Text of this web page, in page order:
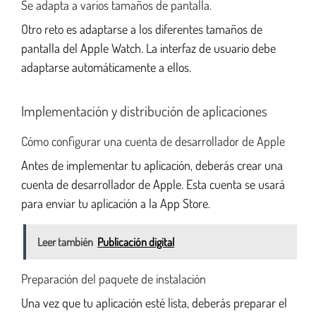
Se adapta a varios tamaños de pantalla.
Otro reto es adaptarse a los diferentes tamaños de
pantalla del Apple Watch. La interfaz de usuario debe
adaptarse automáticamente a ellos.
Implementación y distribución de aplicaciones
Cómo configurar una cuenta de desarrollador de Apple
Antes de implementar tu aplicación, deberás crear una
cuenta de desarrollador de Apple. Esta cuenta se usará
para enviar tu aplicación a la App Store.
Leer también Publicación digital
Preparación del paquete de instalación
Una vez que tu aplicación esté lista, deberás preparar el